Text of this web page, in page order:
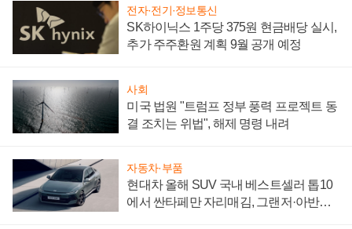
전자·전기·정보통신
SK하이닉스 1주당 375원 현금배당 실시,
추가 주주환원 계획 9월 공개 예정
사회
미국 법원 "트럼프 정부 풍력 프로젝트 동
결 조치는 위법", 해제 명령 내려
자동차·부품
현대차 올해 SUV 국내 베스트셀러 톱10
에서 싼타페만 자리매김, 그랜저·아반떼